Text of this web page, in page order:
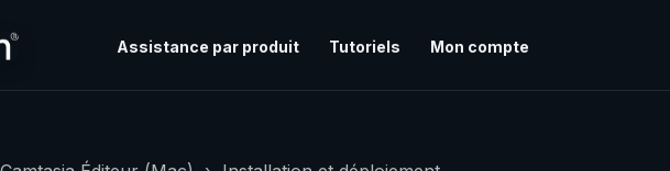
Assistance par produit Tutoriels Mon compte